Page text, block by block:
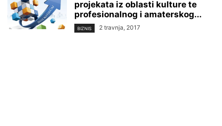
projekata iz oblasti kulture te
profesionalnog i amaterskog...
BIZNIS 2 travnja, 2017